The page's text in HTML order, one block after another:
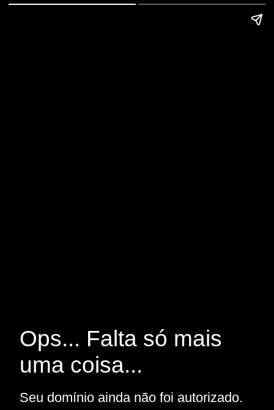
Ops... Falta só mais
uma coisa...
Seu domínio ainda não foi autorizado.